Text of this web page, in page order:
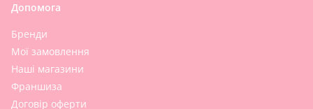
Допомога
Бренди
Мої замовлення
Наші магазини
Франшиза
Договір оферти